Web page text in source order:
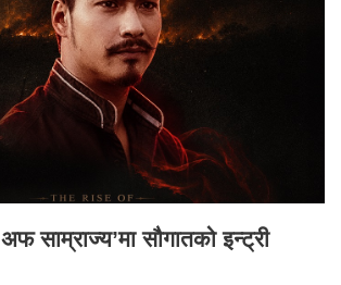
साम्राज्य’मा सौगातको इन्ट्री